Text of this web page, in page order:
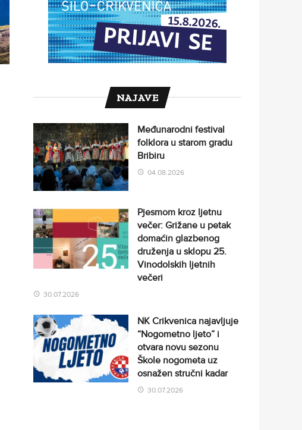
NAJAVE
Međunarodni festival
folklora u starom gradu
Bribiru
04.08.2026
Pjesmom kroz ljetnu
večer: Grižane u petak
domaćin glazbenog
druženja u sklopu 25.
Vinodolskih ljetnih
večeri
30.07.2026
NK Crikvenica najavljuje
“Nogometno ljeto” i
otvara novu sezonu
Škole nogometa uz
osnažen stručni kadar
30.07.2026